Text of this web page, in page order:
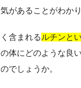
があることがわか
含まれる ルチンと
体にどのような良
でしょうか。